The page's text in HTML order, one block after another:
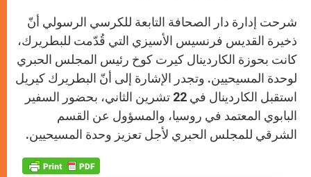
شرحت إدارة دار الصحافة التابعة للكرسي الرسولي أنّ
ذخيرة القديس فرنسيس الأسيزي التي قُدّمت للبطريرك،
كانت بحوزة الكاردينال كيرت كوخ رئيس المجلس الحبري
لوحدة المسيحيين. وتجدر الإشارة إلى أنّ البطريرك كيريل
استقبل الكاردينال في 22 تشرين الثاني، بحضور السفير
البابوي المعتمد في روسيا، والمسؤول عن القسم
الشرقي للمجلس الحبري لأجل تعزيز وحدة المسيحيين.